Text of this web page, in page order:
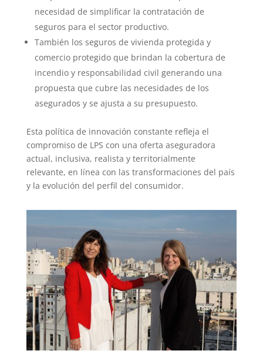
necesidad de simplificar la contratación de
seguros para el sector productivo.
También los seguros de vivienda protegida y
comercio protegido que brindan la cobertura de
incendio y responsabilidad civil generando una
propuesta que cubre las necesidades de los
asegurados y se ajusta a su presupuesto.
Esta política de innovación constante refleja el
compromiso de LPS con una oferta aseguradora
actual, inclusiva, realista y territorialmente
relevante, en línea con las transformaciones del país
y la evolución del perfil del consumidor.